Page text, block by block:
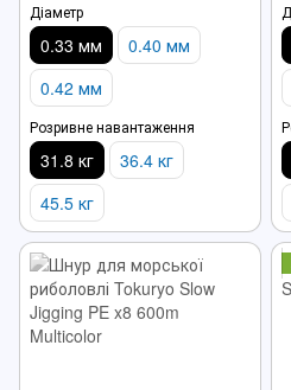
Діаметр
0.33 мм
0.40 мм
0.42 мм
Розривне навантаження
31.8 кг
36.4 кг
45.5 кг